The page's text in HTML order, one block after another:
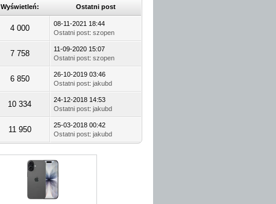
Wyświetleń: Ostatni post
4 000
08-11-2021 18:44
Ostatni post: szopen
7 758
11-09-2020 15:07
Ostatni post: szopen
6 850
26-10-2019 03:46
Ostatni post: jakubd
10 334
24-12-2018 14:53
Ostatni post: jakubd
11 950
25-03-2018 00:42
Ostatni post: jakubd